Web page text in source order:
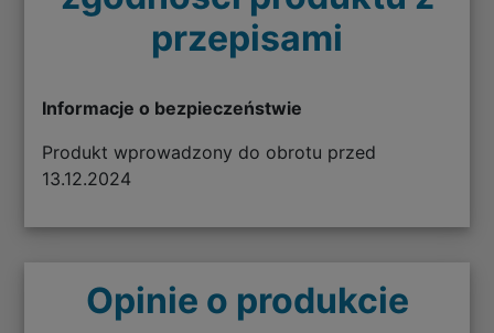
przepisami
Informacje o bezpieczeństwie
Produkt wprowadzony do obrotu przed
13.12.2024
Opinie o produkcie